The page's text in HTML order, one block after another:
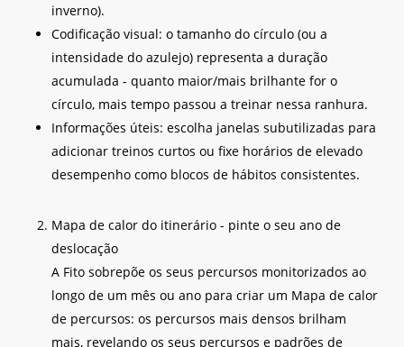
inverno).
Codificação visual: o tamanho do círculo (ou a
intensidade do azulejo) representa a duração
acumulada - quanto maior/mais brilhante for o
círculo, mais tempo passou a treinar nessa ranhura.
Informações úteis: escolha janelas subutilizadas para
adicionar treinos curtos ou fixe horários de elevado
desempenho como blocos de hábitos consistentes.
Mapa de calor do itinerário - pinte o seu ano de
deslocação
A Fito sobrepõe os seus percursos monitorizados ao
longo de um mês ou ano para criar um Mapa de calor
de percursos: os percursos mais densos brilham
mais, revelando os seus percursos e padrões de